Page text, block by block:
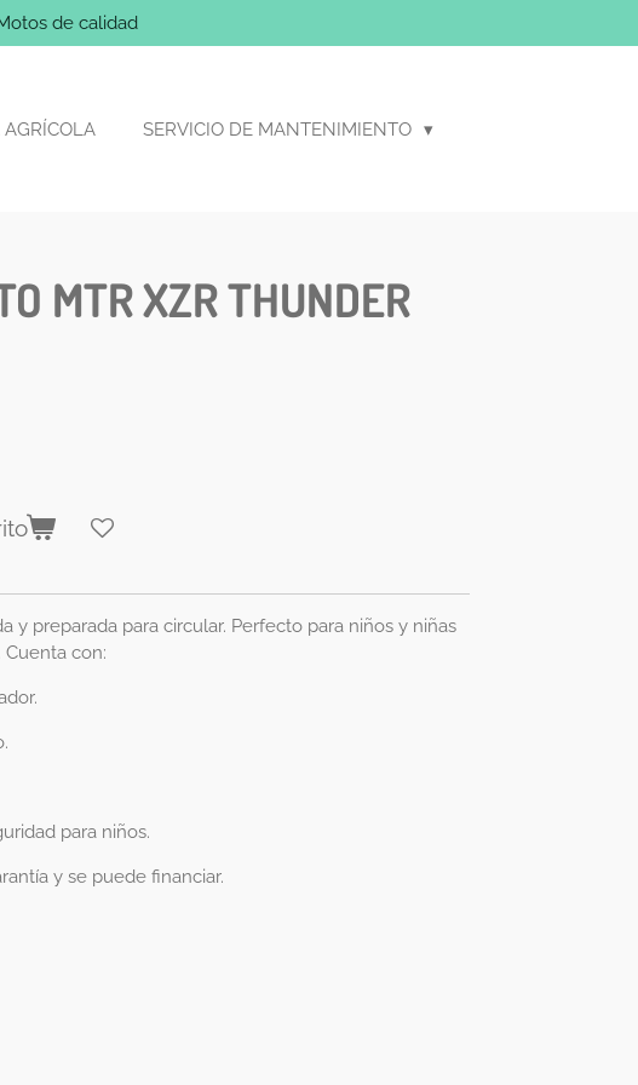
de calidad
SERVICIO DE MANTENIMIENTO
MTR XZR THUNDER
y preparada para circular. Perfecto para niños y niñas
Cuenta con:
para niños.
y se puede financiar.